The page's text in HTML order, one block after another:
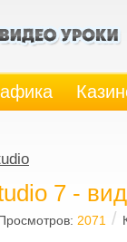
7 -
2071 /